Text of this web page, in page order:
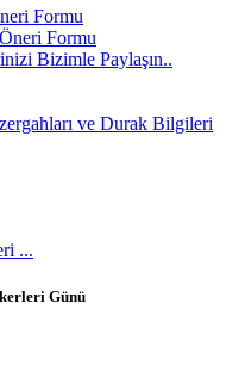
Formu
Formu
Bizimle Paylaşın..
ve Durak Bilgileri
...
Günü